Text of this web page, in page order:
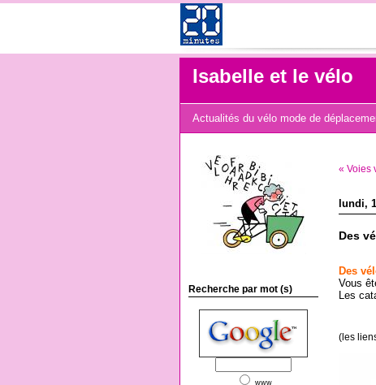
Isabelle et le vélo
Actualités du vélo mode de
Recherche par mot (s)
www
« Voies
lundi,
Des
Des
Vous
Les
(les